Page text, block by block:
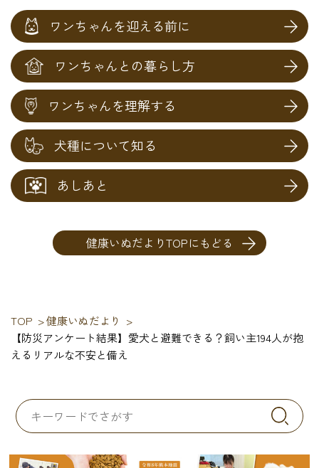
ワンちゃんを迎える前に
ワンちゃんとの暮らし方
ワンちゃんを理解する
犬種について知る
あしあと
健康いぬだよりTOPにもどる
TOP
健康いぬだより
【防災アンケート結果】愛犬と避難できる？飼い主194人が抱
えるリアルな不安と備え